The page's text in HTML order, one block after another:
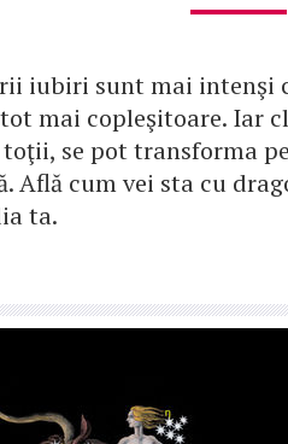
iubiri sunt mai intenşi
mai copleşitoare. Iar
se pot transforma
Află cum vei sta cu
ta.